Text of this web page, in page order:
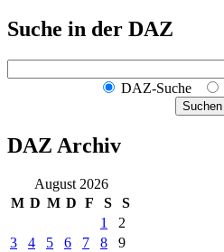
Suche in der DAZ
DAZ-Suche
Suchen
DAZ Archiv
August 2026
M D M D F S
S
1
2
3
4 5 6 7 8
9